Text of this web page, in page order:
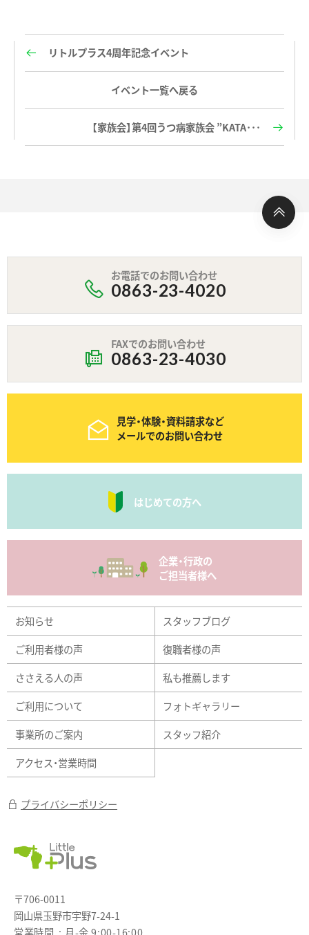
リトルプラス4周年記念イベント
イベント一覧へ戻る
【家族会】第4回うつ病家族会 ”KATA･･･
お電話でのお問い合わせ
0863-23-4020
FAXでのお問い合わせ
0863-23-4030
見学・体験・資料請求など
メールでのお問い合わせ
はじめての方へ
企業・行政の
ご担当者様へ
お知らせ
スタッフブログ
ご利用者様の声
復職者様の声
ささえる人の声
私も推薦します
ご利用について
フォトギャラリー
事業所のご案内
スタッフ紹介
アクセス・営業時間
プライバシーポリシー
〒706-0011
岡山県玉野市宇野7-24-1
営業時間
月-金 9:00-16:00